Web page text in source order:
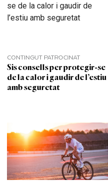
CONTINGUT PATROCINAT
Sis consells per protegir-se
de la calor i gaudir de l’estiu
amb seguretat